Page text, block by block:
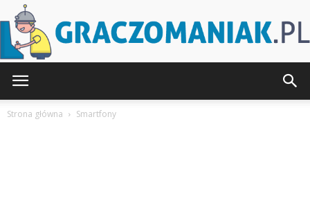
Strona główna Smartfony